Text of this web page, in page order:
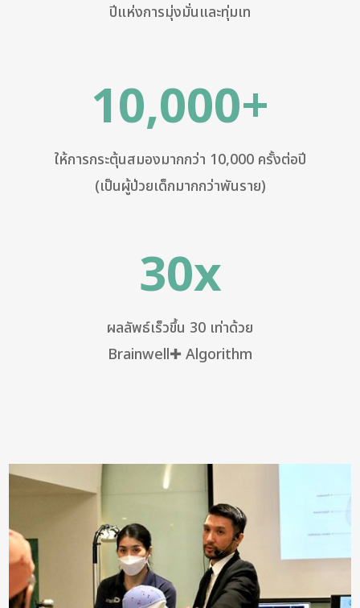
ปีแห่งการมุ่งมั่นและทุ่มเท
10,000+
ให้การกระตุ้นสมองมากกว่า 10,000 ครั้งต่อปี
(เป็นผู้ป่วยเด็กมากกว่าพันราย)
30x
ผลลัพธ์เร็วขึ้น 30 เท่าด้วย
Brainwell✚ Algorithm